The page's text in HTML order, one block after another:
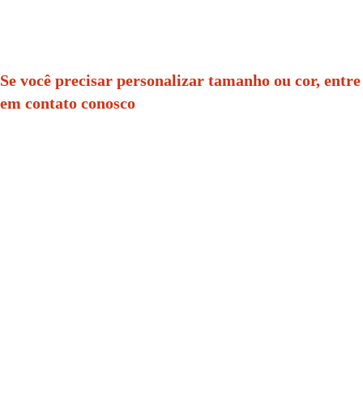
Se você precisar personalizar tamanho ou cor, entre
em contato conosco